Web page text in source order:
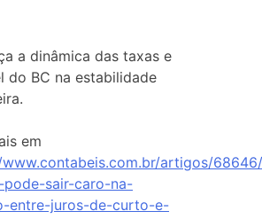
a dinâmica das taxas e
do BC na estabilidade
em
artigos/
pode-sair-caro-na-
entre-juros-de-curto-e-